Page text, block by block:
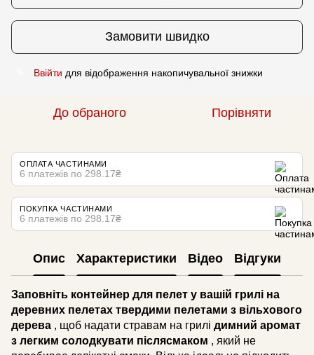
Замовити швидко
Ввійти для відображення накопичувальної знижки
До обраного Порівняти
ОПЛАТА ЧАСТИНАМИ
6 платежів по 298.17₴
ПОКУПКА ЧАСТИНАМИ
6 платежів по 298.17₴
Опис Характеристики Відео Відгуки
Заповніть контейнер для пелет у вашій грилі на
деревних пелетах твердими пелетами з вільхового
дерева , щоб надати стравам на грилі димний аромат
з легким солодкувати післясмаком , який не